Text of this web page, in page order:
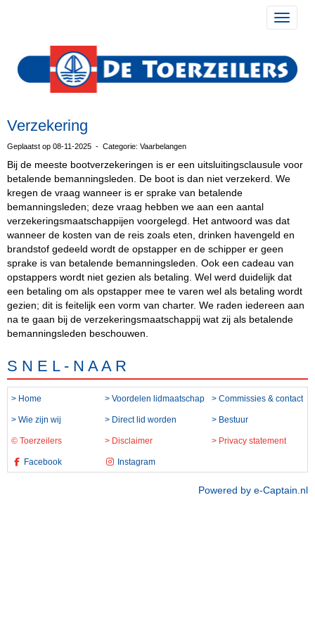
Toggle
Verzekering
Geplaatst op 08-11-2025 - Categorie: Vaarbelangen
Bij de meeste bootverzekeringen is er een uitsluitingsclausule voor
betalende bemanningsleden. De boot is dan niet verzekerd. We
kregen de vraag wanneer is er sprake van betalende
bemanningsleden; deze vraag hebben we aan een aantal
verzekeringsmaatschappijen voorgelegd. Het antwoord was dat
wanneer de kosten van de reis zoals eten, drinken havengeld en
brandstof gedeeld wordt de opstapper en de schipper er geen
sprake is van betalende bemanningsleden. Ook een cadeau van
opstappers wordt niet gezien als betaling. Wel werd duidelijk dat
een betaling om als opstapper mee te varen wel als betaling wordt
gezien; dit is feitelijk een vorm van charter. We raden iedereen aan
na te gaan bij de verzekeringsmaatschappij wat zij als betalende
bemanningsleden beschouwen.
S N E L - N A A R
> Home > Voordelen lidmaatschap > Commissies & contact
> Wie zijn wij > Direct lid worden > Bestuur
© Toerzeilers > Disclaimer > Privacy statement
Facebook Instagram
Powered by e-Captain.nl